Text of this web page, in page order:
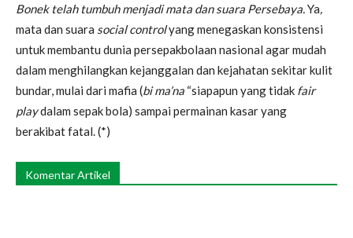
Bonek telah tumbuh menjadi mata dan suara Persebaya. Ya
mata dan suara social controlyang menegaskan konsistensi
untuk membantu dunia persepakbolaan nasional agar mudah
dalam menghilangkan kejanggalan dan kejahatan sekitar kulit
bundar, mulai dari mafia (bi ma’na “siapapun yang tidak fair
playdalam sepak bola) sampai permainan kasar yang
berakibat fatal. (*)
Komentar Artikel